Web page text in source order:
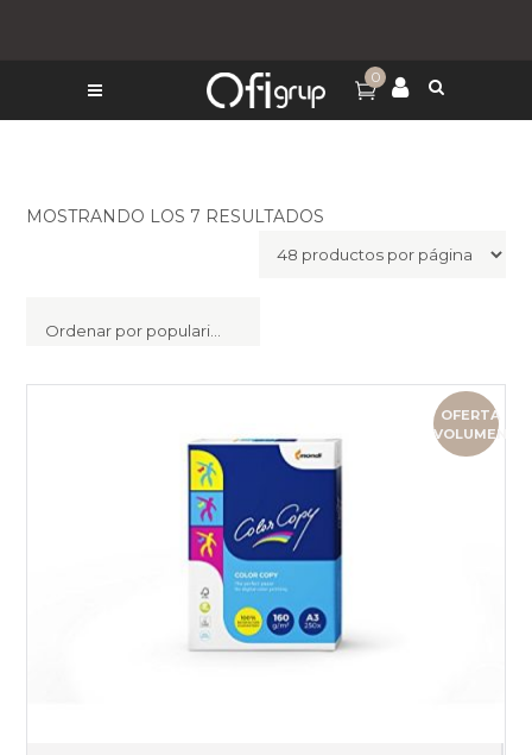
0
MOSTRANDO LOS 7 RESULTADOS
Ordenar por popularidad
OFERTA
VOLUMEN